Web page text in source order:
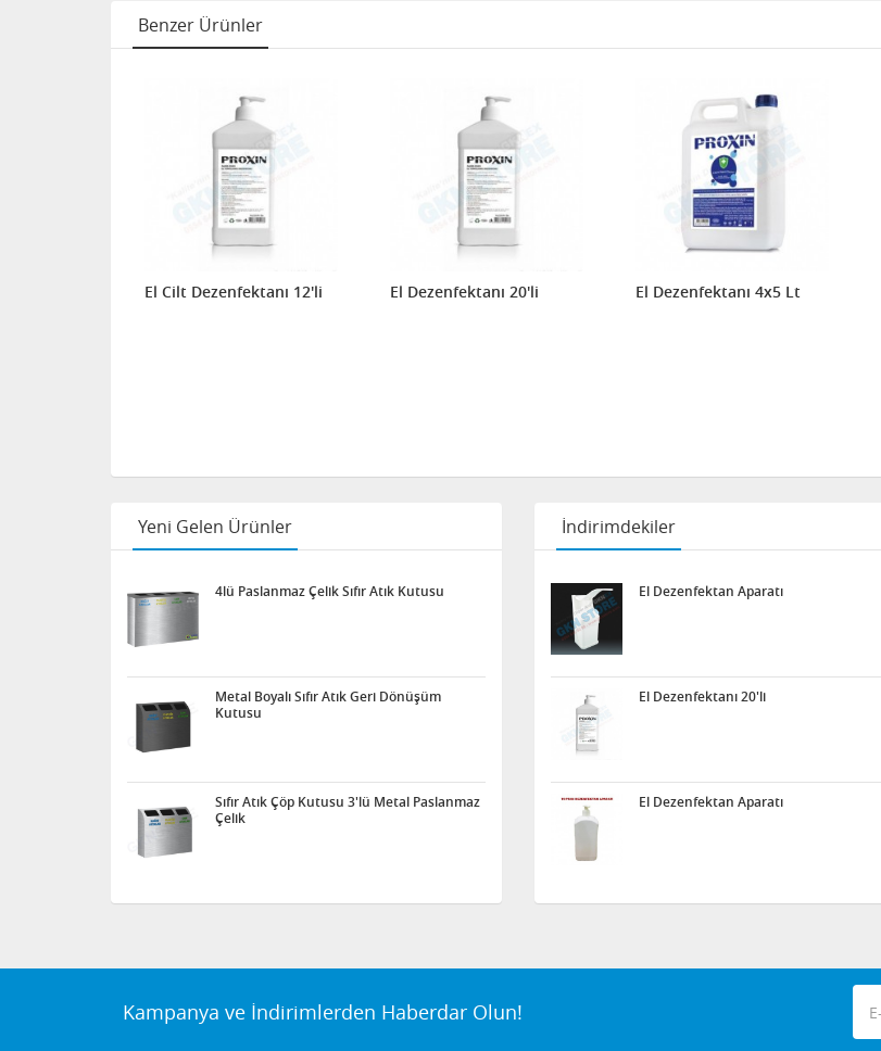
Benzer Ürünler
El Cilt Dezenfektanı 12'li El Dezenfektanı 20'li El Dezenfektanı 4x5 Lt
Yeni Gelen Ürünler
4lü Paslanmaz Çelik Sıfır Atık Kutusu
Metal Boyalı Sıfır Atık Geri Dönüşüm
Kutusu
Sıfır Atık Çöp Kutusu 3'lü Metal Paslanmaz
Çelik
İndirimdekiler
El Dezenfektan Aparatı
El Dezenfektanı 20'li
El Dezenfektan Aparatı
Kampanya ve İndirimlerden Haberdar Olun!